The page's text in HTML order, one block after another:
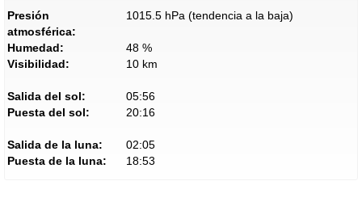
Presión
atmosférica:
1015.5 hPa (tendencia a la baja)
Humedad:
48 %
Visibilidad:
10 km
Salida del sol:
05:56
Puesta del sol:
20:16
Salida de la luna:
02:05
Puesta de la luna:
18:53